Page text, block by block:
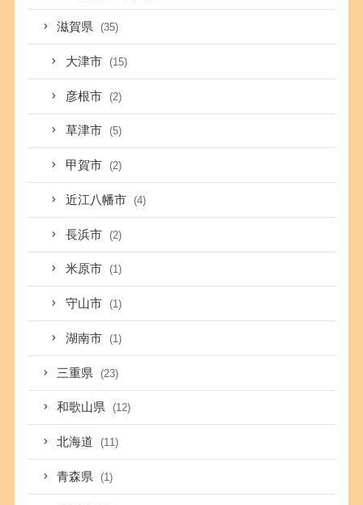
滋賀県 (35)
大津市 (15)
彦根市 (2)
草津市 (5)
甲賀市 (2)
近江八幡市 (4)
長浜市 (2)
米原市 (1)
守山市 (1)
湖南市 (1)
三重県 (23)
和歌山県 (12)
北海道 (11)
青森県 (1)